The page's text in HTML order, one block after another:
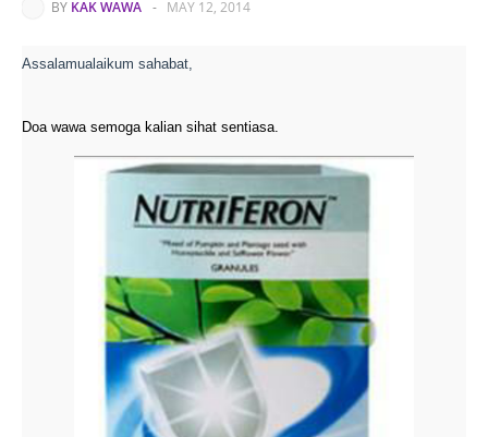
BY KAK WAWA - MAY 12, 2014
Assalamualaikum sahabat,
Doa wawa semoga kalian sihat sentiasa.